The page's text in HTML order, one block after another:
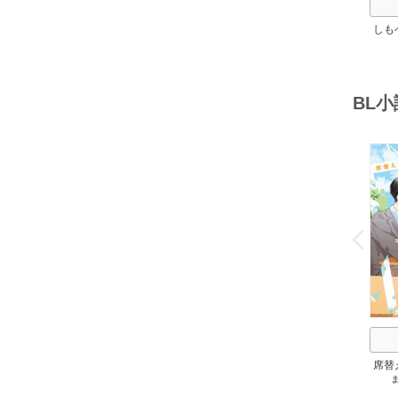
し
ろ
BL小
P
r
e
v
i
o
u
席替
後